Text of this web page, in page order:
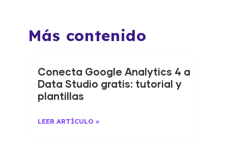
Más contenido
Conecta Google Analytics 4 a
Data Studio gratis: tutorial y
plantillas
LEER ARTÍCULO »